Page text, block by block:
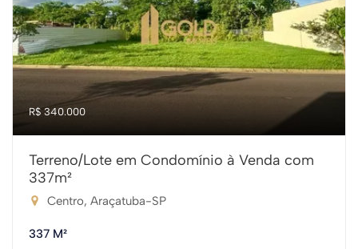
R$ 340.000
Terreno/Lote em Condomínio à Venda com
337m²
Centro, Araçatuba-SP
337 M²